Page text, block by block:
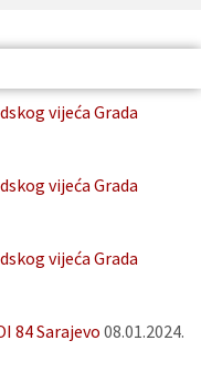
vijeća Grada
vijeća Grada
vijeća Grada
84 Sarajevo 08.01.2024.